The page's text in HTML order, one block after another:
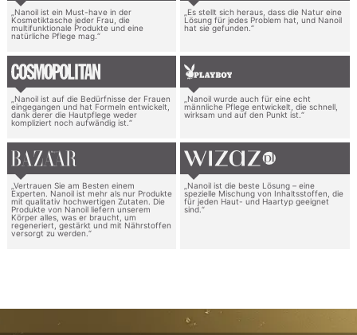
„Nanoil ist ein Must-have in der
Kosmetiktasche jeder Frau, die
multifunktionale Produkte und eine
natürliche Pflege mag.“
„Es stellt sich heraus, dass die Natur eine
Lösung für jedes Problem hat, und Nanoil
hat sie gefunden.“
„Nanoil ist auf die Bedürfnisse der Frauen
eingegangen und hat Formeln entwickelt,
dank derer die Hautpflege weder
kompliziert noch aufwändig ist.“
„Nanoil wurde auch für eine echt
männliche Pflege entwickelt, die schnell,
wirksam und auf den Punkt ist.“
„Vertrauen Sie am Besten einem
Experten. Nanoil ist mehr als nur Produkte
mit qualitativ hochwertigen Zutaten. Die
Produkte von Nanoil liefern unserem
Körper alles, was er braucht, um
regeneriert, gestärkt und mit Nährstoffen
versorgt zu werden.“
„Nanoil ist die beste Lösung – eine
spezielle Mischung von Inhaltsstoffen, die
für jeden Haut- und Haartyp geeignet
sind.“